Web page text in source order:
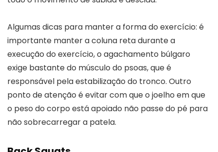
Algumas dicas para manter a forma do exercício: é
importante manter a coluna reta durante a
execução do exercício, o agachamento búlgaro
exige bastante do músculo do psoas, que é
responsável pela estabilização do tronco. Outro
ponto de atenção é evitar com que o joelho em que
o peso do corpo está apoiado não passe do pé para
não sobrecarregar a patela.